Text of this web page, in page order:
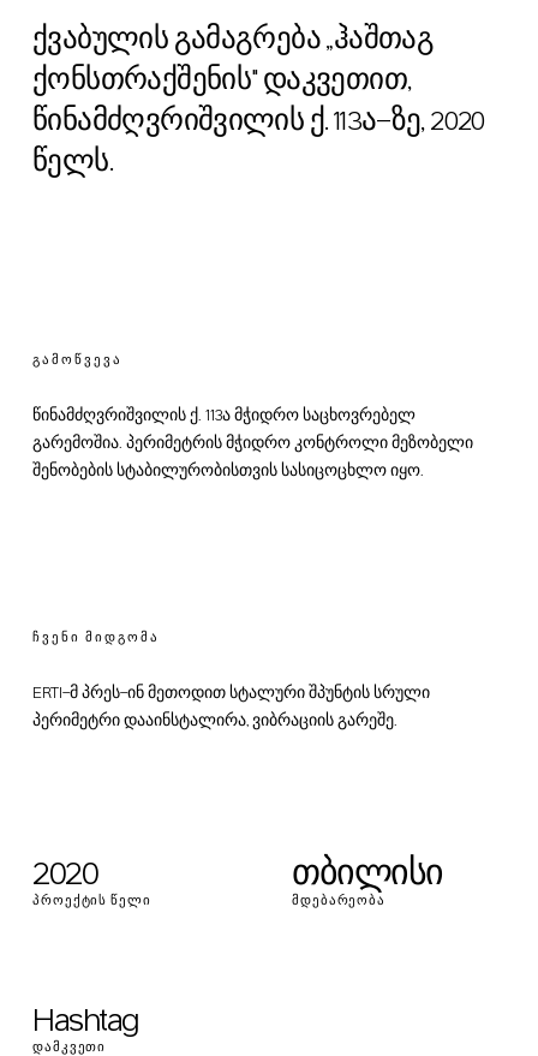
ქვაბულის გამაგრება „ჰაშთაგ
ქონსთრაქშენის" დაკვეთით,
წინამძღვრიშვილის ქ. 113ა-ზე, 2020
წელს.
ᲒᲐᲛᲝᲬᲕᲔᲕᲐ
წინამძღვრიშვილის ქ. 113ა მჭიდრო საცხოვრებელ
გარემოშია. პერიმეტრის მჭიდრო კონტროლი მეზობელი
შენობების სტაბილურობისთვის სასიცოცხლო იყო.
ᲩᲕᲔᲜᲘ ᲛᲘᲓᲒᲝᲛᲐ
ERTI-მ პრეს-ინ მეთოდით სტალური შპუნტის სრული
პერიმეტრი დააინსტალირა, ვიბრაციის გარეშე.
2020
ᲞᲠᲝᲔᲥᲢᲘᲡ ᲬᲔᲚᲘ
თბილისი
ᲛᲓᲔᲑᲐᲠᲔᲝᲑᲐ
Hashtag
ᲓᲐᲛᲙᲕᲔᲗᲘ